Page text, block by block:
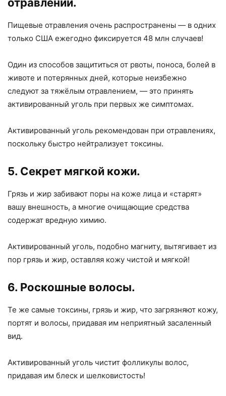
Пищевые отравления очень распространены — в одних
только США ежегодно фиксируется 48 млн случаев!
Один из способов защититься от рвоты, поноса, болей в
животе и потерянных дней, которые неизбежно
следуют за тяжёлым отравлением, — это принять
активированный уголь при первых же симптомах.
Активированный уголь рекомендован при отравлениях,
поскольку быстро нейтрализует токсины.
5. Секрет мягкой кожи.
Грязь и жир забивают поры на коже лица и «старят»
вашу внешность, а многие очищающие средства
содержат вредную химию.
Активированный уголь, подобно магниту, вытягивает из
пор грязь и жир, оставляя кожу чистой и мягкой!
6. Роскошные волосы.
Те же самые токсины, грязь и жир, что загрязняют кожу,
портят и волосы, придавая им неприятный засаленный
вид.
Активированный уголь чистит фолликулы волос,
придавая им блеск и шелковистость!